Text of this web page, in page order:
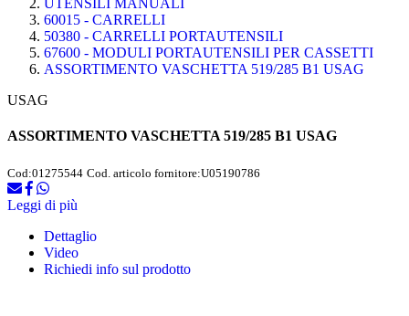
UTENSILI MANUALI
60015 - CARRELLI
50380 - CARRELLI PORTAUTENSILI
67600 - MODULI PORTAUTENSILI PER CASSETTI
ASSORTIMENTO VASCHETTA 519/285 B1 USAG
USAG
ASSORTIMENTO VASCHETTA 519/285 B1 USAG
Cod:01275544 Cod. articolo fornitore:U05190786
Leggi di più
Dettaglio
Video
Richiedi info sul prodotto